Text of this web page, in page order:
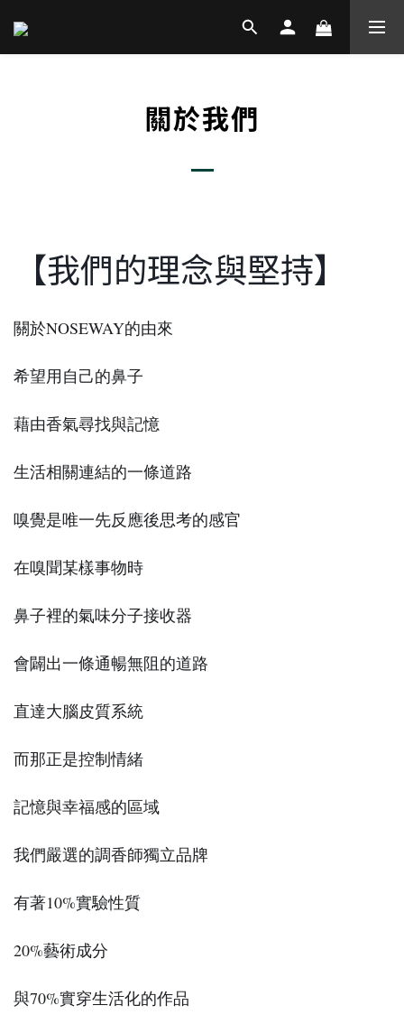
關於我們
【我們的理念與堅持】
關於NOSEWAY的由來
希望用自己的鼻子
藉由香氣尋找與記憶
生活相關連結的一條道路
嗅覺是唯一先反應後思考的感官
在嗅聞某樣事物時
鼻子裡的氣味分子接收器
會闢出一條通暢無阻的道路
直達大腦皮質系統
而那正是控制情緒
記憶與幸福感的區域
我們嚴選的調香師獨立品牌
有著10%實驗性質
20%藝術成分
與70%實穿生活化的作品